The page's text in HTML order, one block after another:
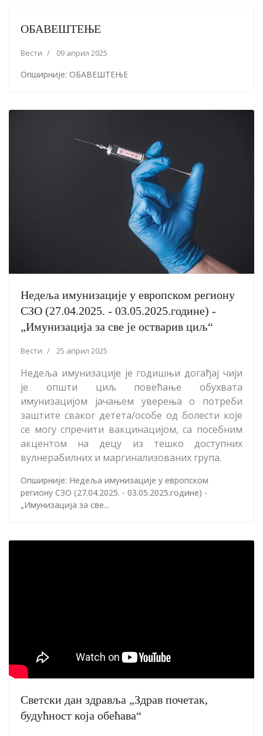
ОБАВЕШТЕЊЕ
Вести 09 април 2025
Опширније: ОБАВЕШТЕЊЕ
Недeља имунизације у европском региону
СЗО (27.04.2025. - 03.05.2025.године) -
„Имунизација за све је остварив циљ“
Вести 25 април 2025
Недeља имунизације је годишњи догађај чији
је општи циљ повећање обухвата
имунизацијом јачањем уверења о потреби
заштите сваког детета/особе од болести које
се могу спречити вакцинацијом, са посебним
акцентом на децу из тешко доступних
вулнерабилних и маргинализованих група.
Опширније: Недeља имунизације у европском
региону СЗО (27.04.2025. - 03.05.2025.године) -
„Имунизација за све...
Светски дан здравља „Здрав почетак,
будућност која обећава“